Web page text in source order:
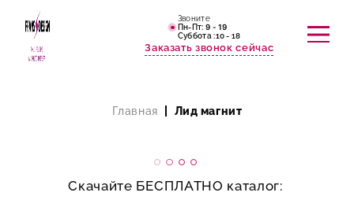
Звоните
Пн-Пт: 9 - 19
Cуббота :10 - 18
Заказать звонок сейчас
НАШИ РАБОТЫ
Главная Лид магнит
Скачайте БЕСПЛАТНО каталог: